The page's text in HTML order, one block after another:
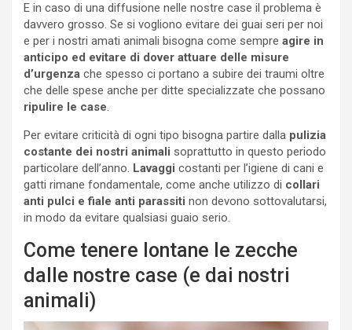
E in caso di una diffusione nelle nostre case il problema è
davvero grosso. Se si vogliono evitare dei guai seri per noi
e per i nostri amati animali bisogna come sempre agire in
anticipo ed evitare di dover attuare delle misure
d’urgenza che spesso ci portano a subire dei traumi oltre
che delle spese anche per ditte specializzate che possano
ripulire le case.
Per evitare criticità di ogni tipo bisogna partire dalla pulizia
costante dei nostri animali soprattutto in questo periodo
particolare dell’anno. Lavaggi costanti per l’igiene di cani e
gatti rimane fondamentale, come anche utilizzo di collari
anti pulci e fiale anti parassiti non devono sottovalutarsi,
in modo da evitare qualsiasi guaio serio.
Come tenere lontane le zecche
dalle nostre case (e dai nostri
animali)